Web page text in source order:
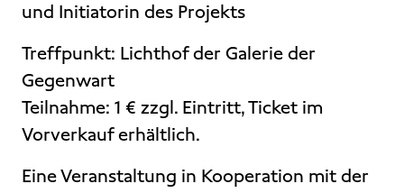
und Initiatorin des Projekts
Treffpunkt: Lichthof der Galerie der
Gegenwart
Teilnahme: 1 € zzgl. Eintritt, Ticket im
Vorverkauf erhältlich.
Eine Veranstaltung in Kooperation mit der